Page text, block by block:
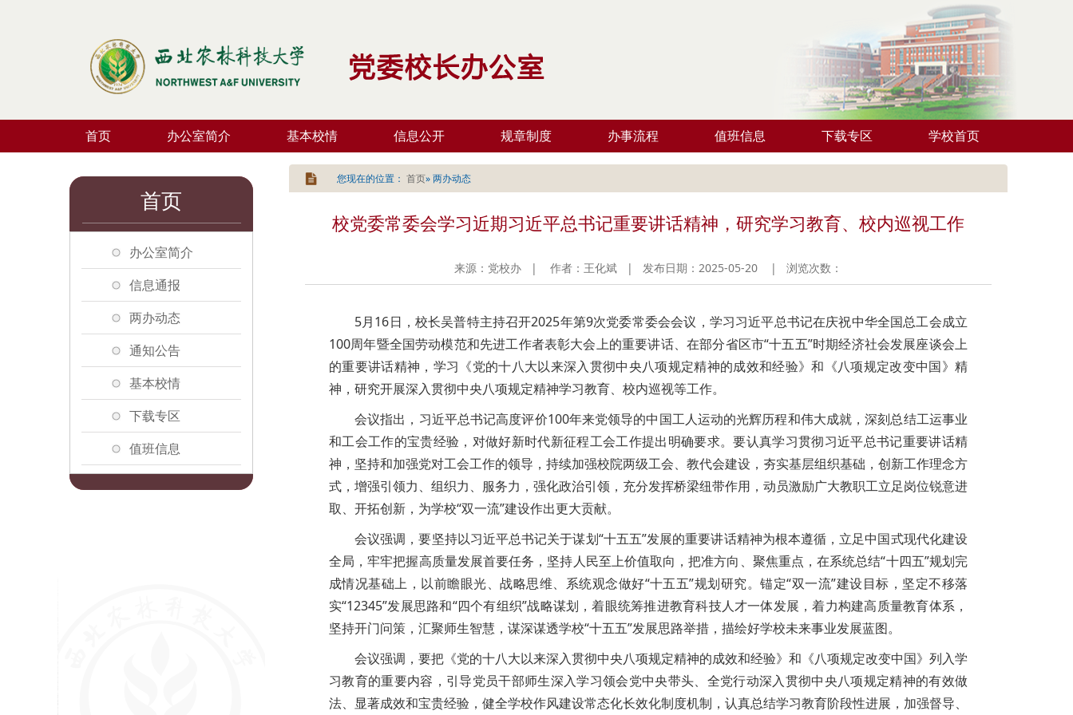
首页 办公室简介 基本校情 信息公开 规章制度 办事流程 值班信息 下载专区 学校首页
首页
办公室简介
信息通报
两办动态
通知公告
基本校情
下载专区
值班信息
您现在的位置： 首页» 两办动态
校党委常委会学习近期习近平总书记重要讲话精神，研究学习教育、校内巡视工作
来源：党校办 | 作者：王化斌 | 发布日期：2025-05-20 | 浏览次数：
5月16日，校长吴普特主持召开2025年第9次党委常委会会议，学习习近平总书记在庆祝中华全国总工会成立
100周年暨全国劳动模范和先进工作者表彰大会上的重要讲话、在部分省区市“十五五”时期经济社会发展座谈会上
的重要讲话精神，学习《党的十八大以来深入贯彻中央八项规定精神的成效和经验》和《八项规定改变中国》精
神，研究开展深入贯彻中央八项规定精神学习教育、校内巡视等工作。
会议指出，习近平总书记高度评价100年来党领导的中国工人运动的光辉历程和伟大成就，深刻总结工运事业
和工会工作的宝贵经验，对做好新时代新征程工会工作提出明确要求。要认真学习贯彻习近平总书记重要讲话精
神，坚持和加强党对工会工作的领导，持续加强校院两级工会、教代会建设，夯实基层组织基础，创新工作理念方
式，增强引领力、组织力、服务力，强化政治引领，充分发挥桥梁纽带作用，动员激励广大教职工立足岗位锐意进
取、开拓创新，为学校“双一流”建设作出更大贡献。
会议强调，要坚持以习近平总书记关于谋划“十五五”发展的重要讲话精神为根本遵循，立足中国式现代化建设
全局，牢牢把握高质量发展首要任务，坚持人民至上价值取向，把准方向、聚焦重点，在系统总结“十四五”规划完
成情况基础上，以前瞻眼光、战略思维、系统观念做好“十五五”规划研究。锚定“双一流”建设目标，坚定不移落
实“12345”发展思路和“四个有组织”战略谋划，着眼统筹推进教育科技人才一体发展，着力构建高质量教育体系，
坚持开门问策，汇聚师生智慧，谋深谋透学校“十五五”发展思路举措，描绘好学校未来事业发展蓝图。
会议强调，要把《党的十八大以来深入贯彻中央八项规定精神的成效和经验》和《八项规定改变中国》列入学
习教育的重要内容，引导党员干部师生深入学习领会党中央带头、全党行动深入贯彻中央八项规定精神的有效做
法、显著成效和宝贵经验，健全学校作风建设常态化长效化制度机制，认真总结学习教育阶段性进展，加强督导、